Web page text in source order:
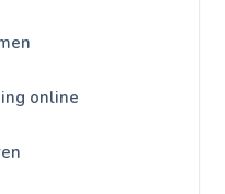
online